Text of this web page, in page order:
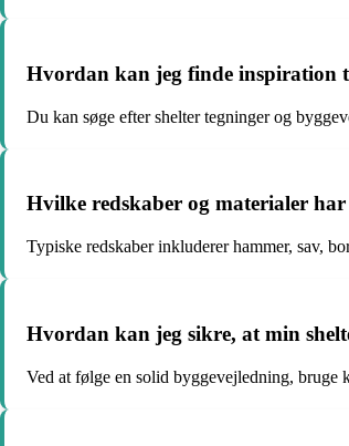
Hvordan kan jeg finde inspiration
Du kan søge efter shelter tegninger og
Hvilke redskaber og materialer
Typiske redskaber inkluderer hammer, sav,
Hvordan kan jeg sikre, at min
Ved at følge en solid byggevejledning, bruge